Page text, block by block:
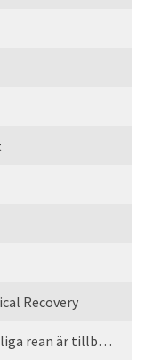
Recovery
Games Made in Sweden 2026 – Den årliga rean är tillbaka